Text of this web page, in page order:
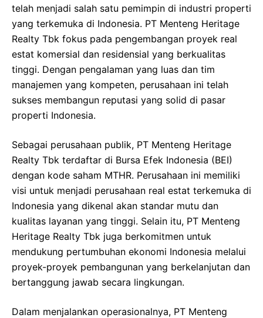
telah menjadi salah satu pemimpin di industri properti
yang terkemuka di Indonesia. PT Menteng Heritage
Realty Tbk fokus pada pengembangan proyek real
estat komersial dan residensial yang berkualitas
tinggi. Dengan pengalaman yang luas dan tim
manajemen yang kompeten, perusahaan ini telah
sukses membangun reputasi yang solid di pasar
properti Indonesia.
Sebagai perusahaan publik, PT Menteng Heritage
Realty Tbk terdaftar di Bursa Efek Indonesia (BEI)
dengan kode saham MTHR. Perusahaan ini memiliki
visi untuk menjadi perusahaan real estat terkemuka di
Indonesia yang dikenal akan standar mutu dan
kualitas layanan yang tinggi. Selain itu, PT Menteng
Heritage Realty Tbk juga berkomitmen untuk
mendukung pertumbuhan ekonomi Indonesia melalui
proyek-proyek pembangunan yang berkelanjutan dan
bertanggung jawab secara lingkungan.
Dalam menjalankan operasionalnya, PT Menteng